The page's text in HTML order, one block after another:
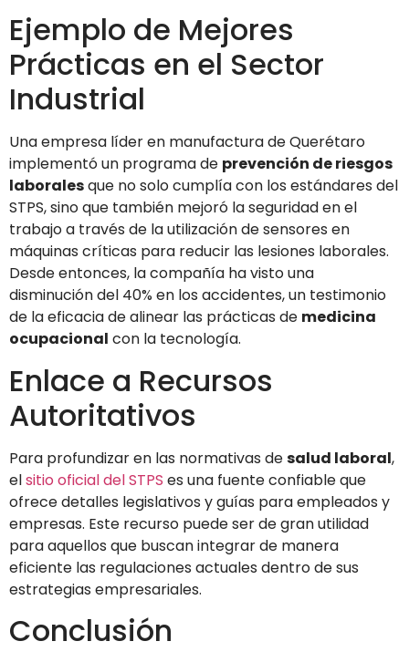
Ejemplo de Mejores
Prácticas en el Sector
Industrial
Una empresa líder en manufactura de Querétaro
implementó un programa de prevención de riesgos
laboralesque no solo cumplía con los estándares del
STPS, sino que también mejoró la seguridad en el
trabajo a través de la utilización de sensores en
máquinas críticas para reducir las lesiones laborales.
Desde entonces, la compañía ha visto una
disminución del 40% en los accidentes, un testimonio
de la eficacia de alinear las prácticas de medicina
ocupacional con la tecnología.
Enlace a Recursos
Autoritativos
Para profundizar en las normativas desalud laboral,
elsitio oficial del STPS es una fuente confiable que
ofrece detalles legislativos y guías para empleados y
empresas. Este recurso puede ser de gran utilidad
para aquellos que buscan integrar de manera
eficiente las regulaciones actuales dentro de sus
estrategias empresariales.
Conclusión